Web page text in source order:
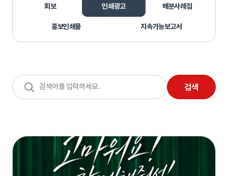
회보 인쇄광고 배분사례집
홍보인쇄물 지속가능보고서
검색어
입력
검색